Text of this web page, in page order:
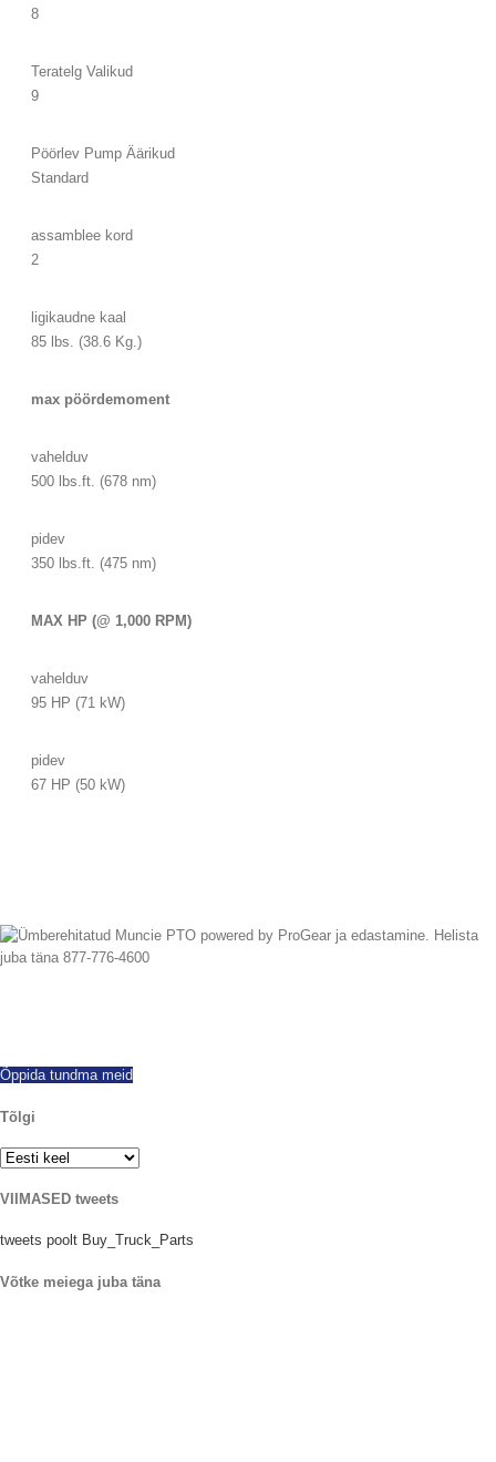
8
Teratelg Valikud
9
Pöörlev Pump Äärikud
Standard
assamblee kord
2
ligikaudne kaal
85 lbs. (38.6 Kg.)
max pöördemoment
vahelduv
500 lbs.ft. (678 nm)
pidev
350 lbs.ft. (475 nm)
MAX HP (@ 1,000 RPM)
vahelduv
95 HP (71 kW)
pidev
67 HP (50 kW)
Õppida tundma meid
Tõlgi
VIIMASED tweets
tweets poolt Buy_Truck_Parts
Võtke meiega juba täna